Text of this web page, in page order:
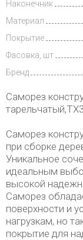
Наконечник
Материал
Покрытие
Фасовка, шт
Бренд
Саморез
Саморез
при сборке
Уникальное
идеальным
высокой
Саморез
поверхности и
нагрузкам, но
покрытие для